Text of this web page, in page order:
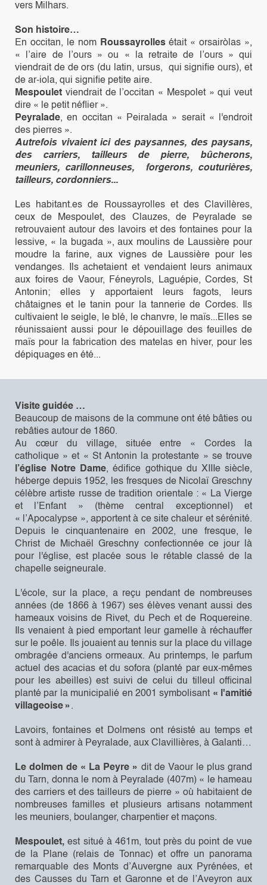
vers Milhars.
Son histoire…
En occitan, le nom Roussayrollesétait « orsairòlas »,
« l’aire de l’ours » ou « la retraite de l’ours » qui
viendrait de de ors (du latin, ursus, qui signifie ours), et
de ar-iola, qui signifie petite aire.
Mespoulet viendrait de l’occitan « Mespolet » qui veut
dire « le petit néflier ».
Peyralade, en occitan « Peiralada » serait « l'endroit
des pierres ».
Autrefois vivaient ici des paysannes, des paysans,
des carriers, tailleurs de pierre, bûcherons,
meuniers, carillonneuses, forgerons, couturières,
tailleurs, cordonniers...
Les habitant.es de Roussayrolles et des Clavillères,
ceux de Mespoulet, des Clauzes, de Peyralade se
retrouvaient autour des lavoirs et des fontaines pour la
lessive, « la bugada », aux moulins de Laussière pour
moudre la farine, aux vignes de Laussière pour les
vendanges. Ils achetaient et vendaient leurs animaux
aux foires de Vaour, Féneyrols, Laguépie, Cordes, St
Antonin; elles y apportaient leurs fagots, leurs
châtaignes et le tanin pour la tannerie de Cordes. Ils
cultivaient le seigle, le blé, le chanvre, le maïs...Elles se
réunissaient aussi pour le dépouillage des feuilles de
maïs pour la fabrication des matelas en hiver, pour les
dépiquages en été...
Visite guidée …
Beaucoup de maisons de la commune ont été bâties ou
rebâties autour de 1860.
Au cœur du village, située entre « Cordes la
catholique » et « St Antonin la protestante » se trouve
l’église Notre Dame, édifice gothique du XIIIe siècle,
héberge depuis 1952, les fresques de Nicolaï Greschny
célèbre artiste russe de tradition orientale : « La Vierge
et l’Enfant » (thème central exceptionnel) et
« l’Apocalypse », apportent à ce site chaleur et sérénité.
Depuis le cinquantenaire en 2002, une fresque, le
Christ de Michaël Greschny confectionnée ce jour là
pour l'église, est placée sous le rétable classé de la
chapelle seigneurale.
L'école, sur la place, a reçu pendant de nombreuses
années (de 1866 à 1967) ses élèves venant aussi des
hameaux voisins de Rivet, du Pech et de Roquereine.
Ils venaient à pied emportant leur gamelle à réchauffer
sur le poêle. Ils jouaient au tennis sur la place du village
ombragée d'anciens ormeaux. Au printemps, le parfum
actuel des acacias et du sofora (planté par eux-mêmes
pour les abeilles) est suivi de celui du tilleul officinal
planté par la municipalié en 2001 symbolisant « l'amitié
villageoise » .
Lavoirs, fontaines et Dolmens ont résisté au temps et
sont à admirer à Peyralade, aux Clavillières, à Galanti…
Le dolmen de « La Peyre » dit de Vaour le plus grand
du Tarn, donna le nom à Peyralade (407m) « le hameau
des carriers et des tailleurs de pierre » où habitaient de
nombreuses familles et plusieurs artisans notamment
les meuniers, boulanger, charpentier et maçons.
Mespoulet, est situé à 461m, tout près du point de vue
de la Plane (relais de Tonnac) et offre un panorama
remarquable des Monts d’Auvergne aux Pyrénées, et
des Causses du Tarn et Garonne et de l’Aveyron aux